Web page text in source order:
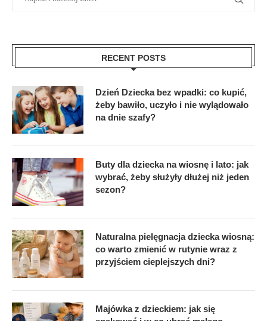
RECENT POSTS
Dzień Dziecka bez wpadki: co kupić,
żeby bawiło, uczyło i nie wylądowało
na dnie szafy?
Buty dla dziecka na wiosnę i lato: jak
wybrać, żeby służyły dłużej niż jeden
sezon?
Naturalna pielęgnacja dziecka wiosną:
co warto zmienić w rutynie wraz z
przyjściem cieplejszych dni?
Majówka z dzieckiem: jak się